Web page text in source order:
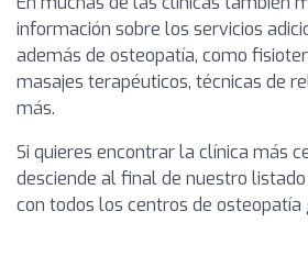
información sobre los servicios
además de osteopatía, como
masajes terapéuticos, técnicas de
más.
Si quieres encontrar la clínica más
desciende al final de nuestro
con todos los centros de osteopatía